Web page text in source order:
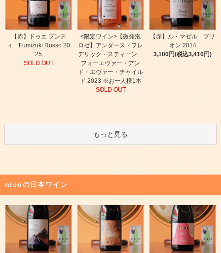
【赤】ドゥエ プンテ
ィ Fumizuki Rosso 20
25
SOLD OUT
<限定ワイン>【微発泡
ロゼ】アンダース・フレ
デリック・スティーン
フォーエヴァー・アン
ド・エヴァー・チャイル
ド 2023 ※お一人様1本
SOLD OUT
【赤】ル・マゼル ブリ
オン 2014
3,100円(税込3,410円)
もっと見る
nicoの日本ワイン